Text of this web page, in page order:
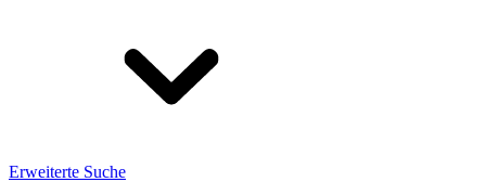
Erweiterte Suche